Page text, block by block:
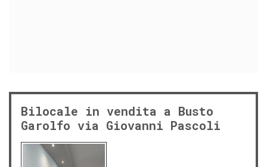
Bilocale in vendita a Busto
Garolfo via Giovanni Pascoli